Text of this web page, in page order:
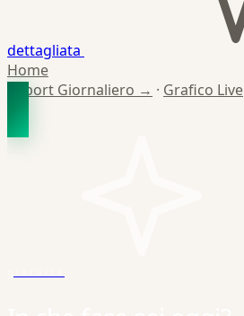
dettagliata
Home
Report Giornaliero → · Grafico Live